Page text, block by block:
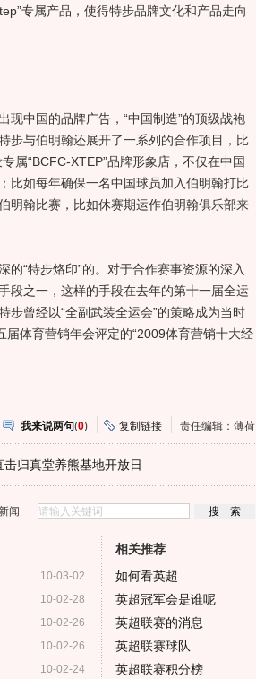
专属产品，使得特步品牌文化和产品走向
中国的品牌广告，“中国制造”的顶级战袍
步与伯明翰还展开了一系列的合作项目，比
属“BCFC-XTEP”品牌形象店，不仅在中国
比如每年确保一名中国球员加入伯明翰打比
明翰比赛，比如休赛期运作伯明翰俱乐部来
“特步烙印”的。对于合作赛事资源的深入
段之一，这样的手段在去年的第十一届全运
曾经以“全副武装全运会”的策略成为当时
体育营销年会评定的“2009体育营销十大经
我来说两句(0) 复制链接 责任编辑：薄荷
击归真堂养熊基地开放日
闻
10-03-02
10-02-28
10-02-26
10-02-26
10-02-24
相关推荐
如何看英超
英超冠军会是谁呢
英超联赛的消息
英超联赛球队
英超联赛积分榜